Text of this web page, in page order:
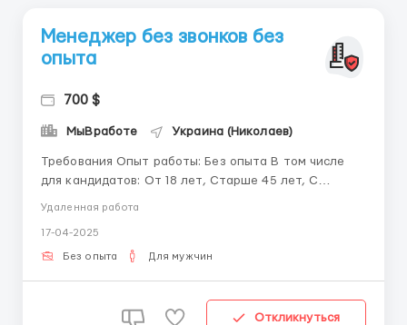
Менеджер без звонков без
опыта
700 $
МыВработе Украина (Николаев)
Требования Опыт работы: Без опыта В том числе
для кандидатов: От 18 лет, Старше 45 лет, С
нарушениями здоровья, Для студентов Наша
зарабатывать, работая из уюта вашего дома. Нам
требуется помощь в оперативной обработке
Удаленная работа
17-04-2025
Без опыта Для мужчин
Откликнуться